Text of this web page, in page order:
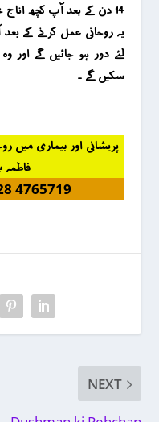
14 دن کے بعد آپ کچھ اناج خرید کر مساکین کو خیرات کریں ۔
یہ روحانی عمل کرنے کے
لئے دور ہو جائیں گے
سکیں گے ۔
پریشانی اور بیماری میں
فاطمہ
4765719
NEXT